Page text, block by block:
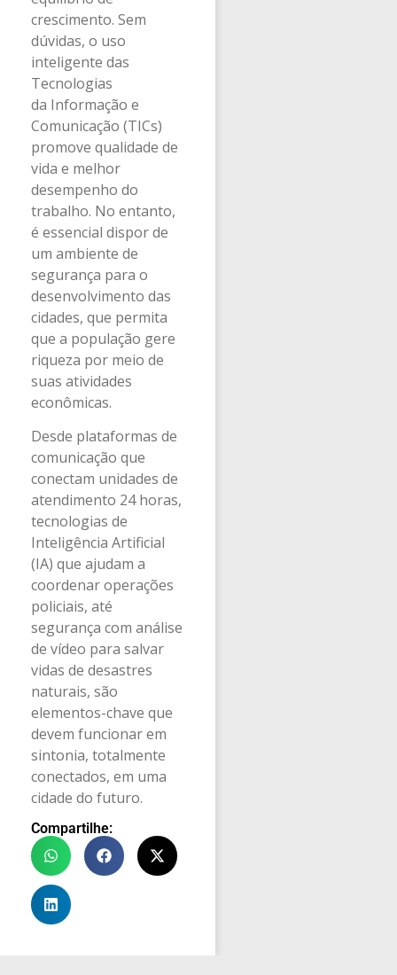
crescimento. Sem
dúvidas, o uso
inteligente das
Tecnologias
da Informação e
Comunicação (TICs)
promove qualidade de
vida e melhor
desempenho do
trabalho. No entanto,
é essencial dispor de
um ambiente de
segurança para o
desenvolvimento das
cidades, que permita
que a população gere
riqueza por meio de
suas atividades
econômicas.
Desde plataformas de
comunicação que
conectam unidades de
atendimento 24 horas,
tecnologias de
Inteligência Artificial
(IA) que ajudam a
coordenar operações
policiais, até
segurança com análise
de vídeo para salvar
vidas de desastres
naturais, são
elementos-chave que
devem funcionar em
sintonia, totalmente
conectados, em uma
cidade do futuro.
Compartilhe: